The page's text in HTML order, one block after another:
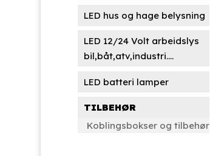
LED hus og hage belysning
LED 12/24 Volt arbeidslys
bil,båt,atv,industri....
LED batteri lamper
TILBEHØR
Koblingsbokser og tilbehør